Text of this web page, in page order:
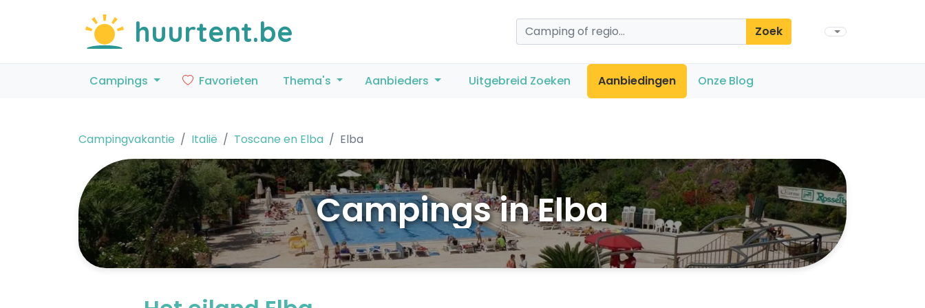
huurtent.be Zoek
Campings Favorieten Thema's Aanbieders Uitgebreid Zoeken Aanbiedingen Onze Blog
Campingvakantie Italië Toscane en Elba Elba
Campings in Elba